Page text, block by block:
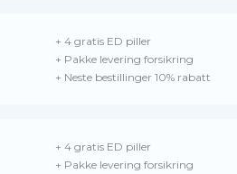
+ 4 gratis ED piller
+ Pakke levering forsikring
+ Neste bestillinger 10% rabatt
+ 4 gratis ED piller
+ Pakke levering forsikring